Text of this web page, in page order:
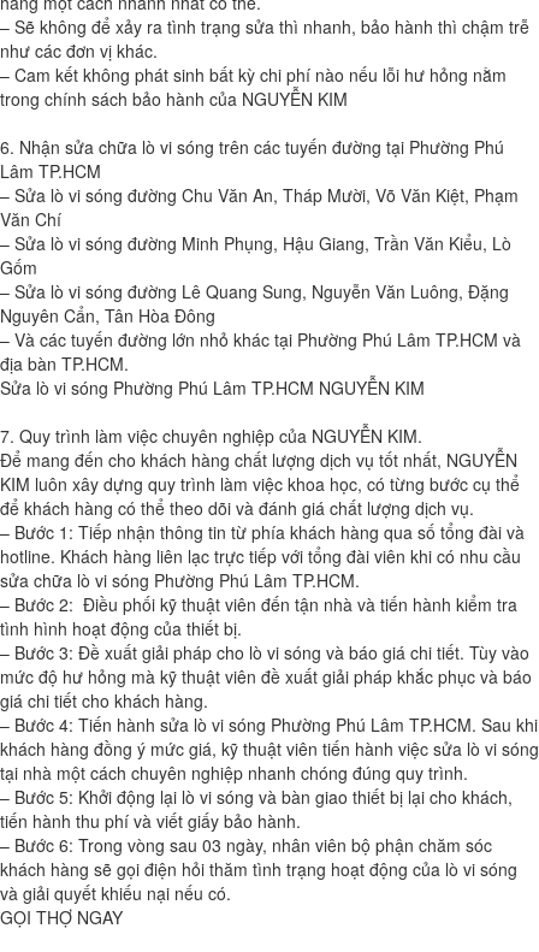
– Sẽ không để xảy ra tình trạng sửa thì nhanh, bảo hành thì chậm trễ
như các đơn vị khác.
– Cam kết không phát sinh bất kỳ chi phí nào nếu lỗi hư hỏng nằm
trong chính sách bảo hành của NGUYỄN KIM
6. Nhận sửa chữa lò vi sóng trên các tuyến đường tại Phường Phú
Lâm TP.HCM
– Sửa lò vi sóng đường Chu Văn An, Tháp Mười, Võ Văn Kiệt, Phạm
Văn Chí
– Sửa lò vi sóng đường Minh Phụng, Hậu Giang, Trần Văn Kiểu, Lò
Gốm
– Sửa lò vi sóng đường Lê Quang Sung, Nguyễn Văn Luông, Đặng
Nguyên Cẩn, Tân Hòa Đông
– Và các tuyến đường lớn nhỏ khác tại Phường Phú Lâm TP.HCM và
địa bàn TP.HCM.
Sửa lò vi sóng Phường Phú Lâm TP.HCM NGUYỄN KIM
7. Quy trình làm việc chuyên nghiệp của NGUYỄN KIM.
Để mang đến cho khách hàng chất lượng dịch vụ tốt nhất, NGUYỄN
KIM luôn xây dựng quy trình làm việc khoa học, có từng bước cụ thể
để khách hàng có thể theo dõi và đánh giá chất lượng dịch vụ.
– Bước 1: Tiếp nhận thông tin từ phía khách hàng qua số tổng đài và
hotline. Khách hàng liên lạc trực tiếp với tổng đài viên khi có nhu cầu
sửa chữa lò vi sóng Phường Phú Lâm TP.HCM.
– Bước 2: Điều phối kỹ thuật viên đến tận nhà và tiến hành kiểm tra
tình hình hoạt động của thiết bị.
– Bước 3: Đề xuất giải pháp cho lò vi sóng và báo giá chi tiết. Tùy vào
mức độ hư hỏng mà kỹ thuật viên đề xuất giải pháp khắc phục và báo
giá chi tiết cho khách hàng.
– Bước 4: Tiến hành sửa lò vi sóng Phường Phú Lâm TP.HCM. Sau khi
khách hàng đồng ý mức giá, kỹ thuật viên tiến hành việc sửa lò vi sóng
tại nhà một cách chuyên nghiệp nhanh chóng đúng quy trình.
– Bước 5: Khởi động lại lò vi sóng và bàn giao thiết bị lại cho khách,
tiến hành thu phí và viết giấy bảo hành.
– Bước 6: Trong vòng sau 03 ngày, nhân viên bộ phận chăm sóc
khách hàng sẽ gọi điện hỏi thăm tình trạng hoạt động của lò vi sóng
và giải quyết khiếu nại nếu có.
GỌI THỢ NGAY